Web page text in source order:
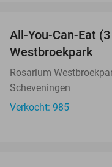
All-You-Can-Eat
Westbroekpark
Rosarium
Scheveningen
Verkocht: 985